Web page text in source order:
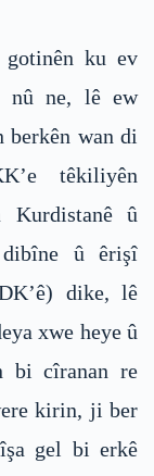
ku ev
nû ne, lê ew
berkên wan di
têkiliyên
Kurdistanê û
û êrişî
dike, lê
xwe heye û
bi cîranan re
kirin, ji ber
gel bi erkê